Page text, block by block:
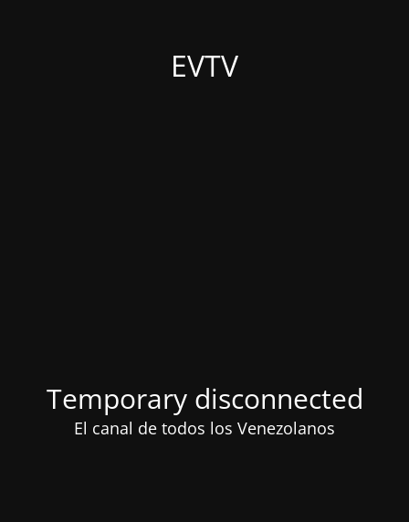
EVTV
Temporary disconnected
El canal de todos los Venezolanos